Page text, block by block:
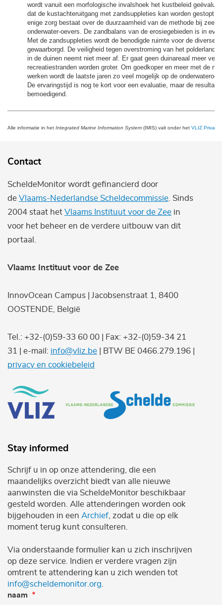
wordt vanuit een morfologische invalshoek het kustbeleid
dat de kustachteruitgang met zandsuppleties kan worden gestopt,
enige zorg bestaat over de duurzaamheid van de methode bij zeer
onderwater-oevers. De zandbalans van de erosiegebieden is in
Met de zandsuppleties wordt de benodigde ruimte voor de diverse
gewaarborgd. De veiligheid tegen overstroming van het polderland
in de duinen neemt niet meer af. Er gaat geen duinareaal meer
recreatiestranden worden groter. Om goedkoper en meer met de
werken wordt de laatste jaren zo veel mogelijk op de
De ervaringstijd is nog te kort voor een evaluatie, maar de
bemoedigend.
Alle informatie in het Integrated Marine Information System (IMIS) valt onder het VLIZ Privacy
Contact
ScheldeMonitor wordt gefinancierd door
de Vlaams-Nederlandse Scheldecommissie . Sinds
2004 staat het Vlaams Instituut voor de Zee in
voor het beheer en de verdere uitbouw van dit
portaal.
Vlaams Instituut voor de Zee
InnovOcean Campus | Jacobsenstraat 1, 8400
OOSTENDE, België
Tel.: +32-(0)59-33 60 00 | Fax: +32-(0)59-34 21
31 | e-mail: info@vliz.be | BTW BE 0466.279.196 |
privacy en cookiebeleid
Stay informed
Schrijf u in op onze attendering, die een
maandelijks overzicht biedt van alle nieuwe
aanwinsten die via ScheldeMonitor beschikbaar
gesteld worden. Alle attenderingen worden ook
bijgehouden in een Archief , zodat u die op elk
moment terug kunt consulteren.
Via onderstaande formulier kan u zich inschrijven
op deze service. Indien er verdere vragen zijn
omtrent te attendering kan u zich wenden tot
info@scheldemonitor.org
naam